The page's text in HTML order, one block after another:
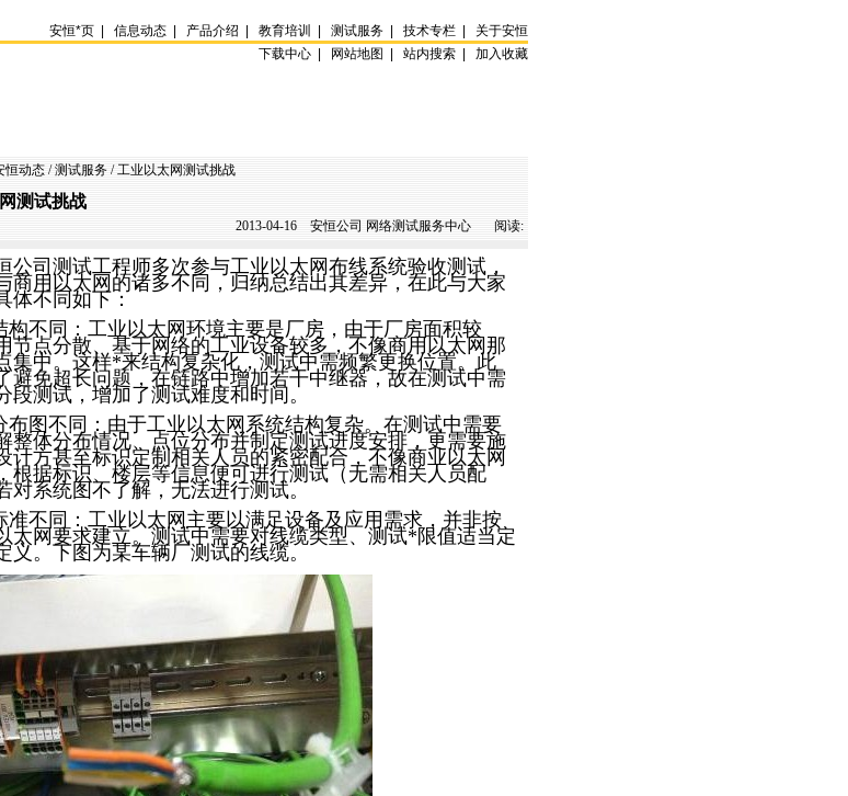
安恒*页 信息动态 产品介绍 教育培训 测试服务 技术专栏
关于安恒
下载中心 |
网站地图 站内搜索 加入收藏
恒动态 /测试服务 / 工业以太网测试挑战
测试挑战
2013-04-16 安恒公司 网络测试服务中心 阅读:
公司测试工程师多次参与工业以太网布线系统验收测试，
商用以太网的诸多不同，归纳总结出其差异，在此与大家
体不同如下：
构不同：工业以太网环境主要是厂房，由于厂房面积较
节点分散、基于网络的工业设备较多，不像商用以太网那
集中。这样*来结构复杂化，测试中需频繁更换位置。此
避免超长问题，在链路中增加若干中继器，故在测试中需
段测试，增加了测试难度和时间。
布图不同：由于工业以太网系统结构复杂。在测试中需要
整体分布情况、点位分布并制定测试进度安排，更需要施
计方甚至标识定制相关人员的紧密配合，不像商业以太网
根据标识、楼层等信息便可进行测试（无需相关人员配
对系统图不了解，无法进行测试。
准不同：工业以太网主要以满足设备及应用需求，并非按
太网要求建立。测试中需要对线缆类型、测试* 限值适当定
义。下图为某车辆厂测试的线缆。